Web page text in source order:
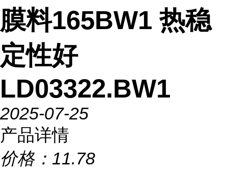
膜料165BW1 热稳
定性好
LD03322.BW1
2025-07-25
产品详情
价格： 11.78